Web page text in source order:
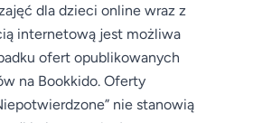
dla dzieci online wraz z
internetową jest możliwa
ofert opublikowanych
na Bookkido. Oferty
nie stanowią